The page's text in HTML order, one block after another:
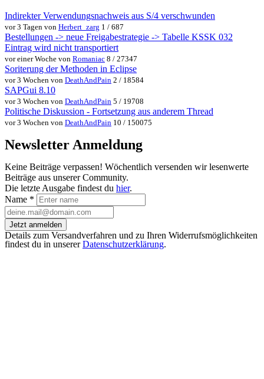
Indirekter Verwendungsnachweis aus S/4 verschwunden
vor 3 Tagen von Herbert_zarg 1 / 687
Bestellungen -> neue Freigabestrategie -> Tabelle KSSK 032
Eintrag wird nicht transportiert
vor einer Woche von Romaniac 8 / 27347
Soriterung der Methoden in Eclipse
vor 3 Wochen von DeathAndPain 2 / 18584
SAPGui 8.10
vor 3 Wochen von DeathAndPain 5 / 19708
Politische Diskussion - Fortsetzung aus anderem Thread
vor 3 Wochen von DeathAndPain 10 / 150075
Newsletter Anmeldung
Keine Beiträge verpassen! Wöchentlich versenden wir lesenwerte
Beiträge aus unserer Community.
Die letzte Ausgabe findest du hier.
Name *
Jetzt anmelden
Details zum Versandverfahren und zu Ihren Widerrufsmöglichkeiten
findest du in unsererDatenschutzerklärung.